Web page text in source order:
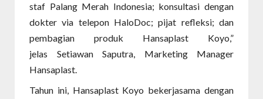
staf Palang Merah Indonesia; konsultasi dengan
dokter via telepon HaloDoc; pijat refleksi; dan
pembagian produk Hansaplast Koyo,”
jelas Setiawan Saputra, Marketing Manager
Hansaplast.
Tahun ini, Hansaplast Koyo bekerjasama dengan